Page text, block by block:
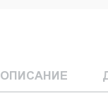
ОПИСАНИЕ